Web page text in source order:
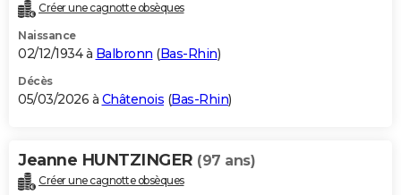
Destinations
City break
Voyage nature
Voyage de noces
Forum
Climat
+PHOTO
GUIDES D'ACHAT
BONS PLANS
Carte de Noël
Carte Bonne année
Carte Saint-Valentin
Carte Pâques
Carte d'anniversaire
DICTIONNAIRE
Créer une cagnotte obsèques
Naissance
02/12/1934 à Balbronn (Bas-Rhin)
Décès
05/03/2026 à Châtenois (Bas-Rhin)
Jeanne HUNTZINGER (97 ans)
Créer une cagnotte obsèques